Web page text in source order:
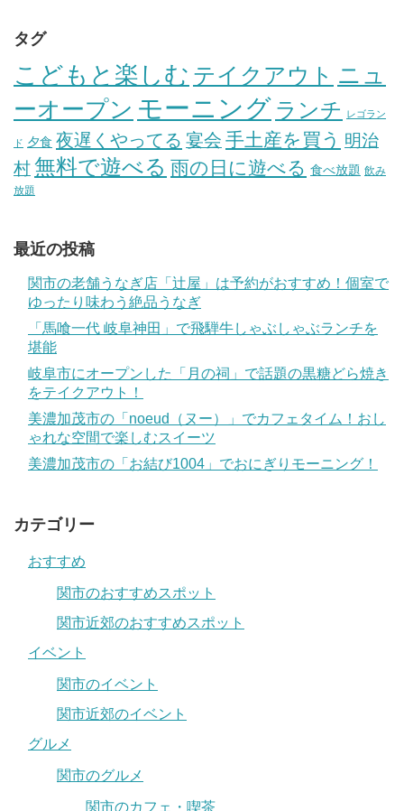
タグ
こどもと楽しむ テイクアウト ニュ
ーオープン モーニング ランチ レゴラン
ド 夕食 夜遅くやってる 宴会 手土産を買う 明治
村無料で遊べる 雨の日に遊べる 食べ放題 飲み
放題
最近の投稿
関市の老舗うなぎ店「辻屋」は予約がおすすめ！個室で
ゆったり味わう絶品うなぎ
「馬喰一代 岐阜神田」で飛騨牛しゃぶしゃぶランチを
堪能
岐阜市にオープンした「月の祠」で話題の黒糖どら焼き
をテイクアウト！
美濃加茂市の「noeud（ヌー）」でカフェタイム！おし
ゃれな空間で楽しむスイーツ
美濃加茂市の「お結び1004」でおにぎりモーニング！
カテゴリー
おすすめ
関市のおすすめスポット
関市近郊のおすすめスポット
イベント
関市のイベント
関市近郊のイベント
グルメ
関市のグルメ
関市のカフェ・喫茶